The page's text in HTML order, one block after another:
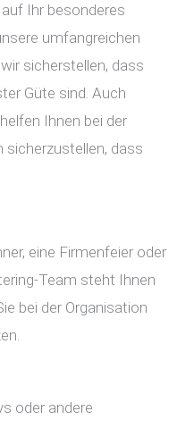
Ihr besonderes
umfangreichen
sicherstellen, dass
Güte sind. Auch
Ihnen bei der
sicherzustellen, dass
eine Firmenfeier oder
Team steht Ihnen
bei der Organisation
oder andere